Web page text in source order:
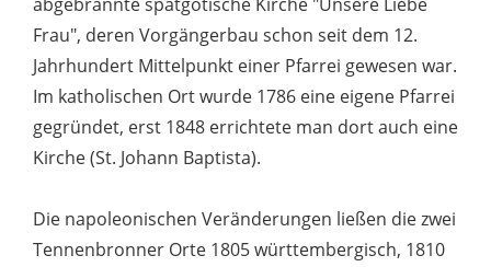
abgebrannte spätgotische Kirche "Unsere Liebe
Frau", deren Vorgängerbau schon seit dem 12.
Jahrhundert Mittelpunkt einer Pfarrei gewesen war.
Im katholischen Ort wurde 1786 eine eigene Pfarrei
gegründet, erst 1848 errichtete man dort auch eine
Kirche (St. Johann Baptista).
Die napoleonischen Veränderungen ließen die zwei
Tennenbronner Orte 1805 württembergisch, 1810